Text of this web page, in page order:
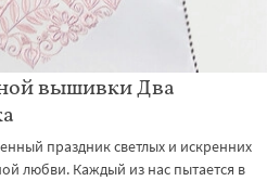
вышивки Два
праздник светлых и искренних
любви. Каждый из нас пытается в